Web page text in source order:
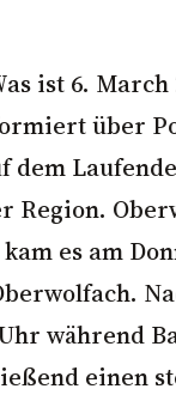
ist 6. March
über
dem
Region.
es am
während
einen